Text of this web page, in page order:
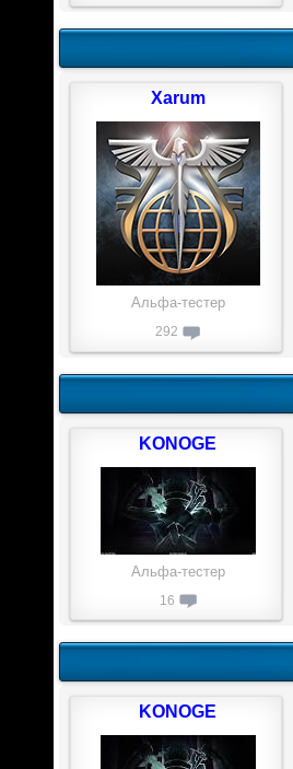
Xarum
Альфа-тестер
292
KONOGE
Альфа-тестер
16
KONOGE